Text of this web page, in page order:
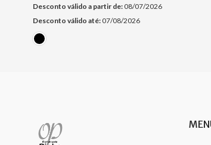
Desconto válido a partir de: 08/07/2026
Desconto válido até: 07/08/2026